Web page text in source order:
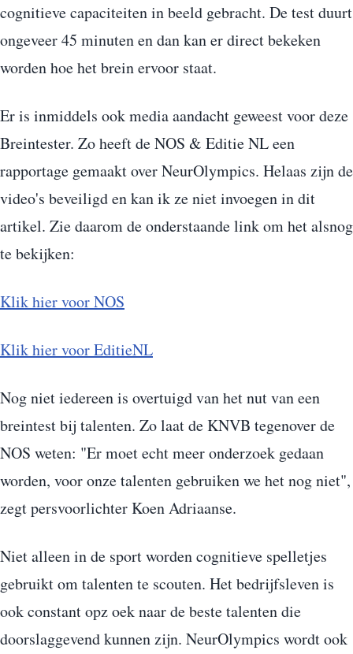
cognitieve capaciteiten in beeld gebracht. De test duurt
ongeveer 45 minuten en dan kan er direct bekeken
worden hoe het brein ervoor staat.
Er is inmiddels ook media aandacht geweest voor deze
Breintester. Zo heeft de NOS & Editie NL een
rapportage gemaakt over NeurOlympics. Helaas zijn de
video's beveiligd en kan ik ze niet invoegen in dit
artikel. Zie daarom de onderstaande link om het alsnog
te bekijken:
Klik hier voor NOS
Klik hier voor EditieNL
Nog niet iedereen is overtuigd van het nut van een
breintest bij talenten. Zo laat de KNVB tegenover de
NOS weten: "Er moet echt meer onderzoek gedaan
worden, voor onze talenten gebruiken we het nog niet",
zegt persvoorlichter Koen Adriaanse.
Niet alleen in de sport worden cognitieve spelletjes
gebruikt om talenten te scouten. Het bedrijfsleven is
ook constant opz oek naar de beste talenten die
doorslaggevend kunnen zijn. NeurOlympics wordt ook